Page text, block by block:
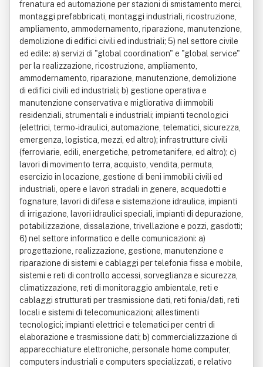
frenatura ed automazione per stazioni di smistamento merci,
montaggi prefabbricati, montaggi industriali, ricostruzione,
ampliamento, ammodernamento, riparazione, manutenzione,
demolizione di edifici civili ed industriali; 5) nel settore civile
ed edile: a) servizi di "global coordination" e "global service"
per la realizzazione, ricostruzione, ampliamento,
ammodernamento, riparazione, manutenzione, demolizione
di edifici civili ed industriali; b) gestione operativa e
manutenzione conservativa e migliorativa di immobili
residenziali, strumentali e industriali; impianti tecnologici
(elettrici, termo-idraulici, automazione, telematici, sicurezza,
emergenza, logistica, mezzi, ed altro); infrastrutture civili
(ferroviarie, edili, energetiche, petrometanifere, ed altro); c)
lavori di movimento terra, acquisto, vendita, permuta,
esercizio in locazione, gestione di beni immobili civili ed
industriali, opere e lavori stradali in genere, acquedotti e
fognature, lavori di difesa e sistemazione idraulica, impianti
di irrigazione, lavori idraulici speciali, impianti di depurazione,
potabilizzazione, dissalazione, trivellazione e pozzi, gasdotti;
6) nel settore informatico e delle comunicazioni: a)
progettazione, realizzazione, gestione, manutenzione e
riparazione di sistemi e cablaggi per telefonia fissa e mobile,
sistemi e reti di controllo accessi, sorveglianza e sicurezza,
climatizzazione, reti di monitoraggio ambientale, reti e
cablaggi strutturati per trasmissione dati, reti fonia/dati, reti
locali e sistemi di telecomunicazioni; allestimenti
tecnologici; impianti elettrici e telematici per centri di
elaborazione e trasmissione dati; b) commercializzazione di
apparecchiature elettroniche, personale home computer,
computers industriali e computers specializzati, e relativo